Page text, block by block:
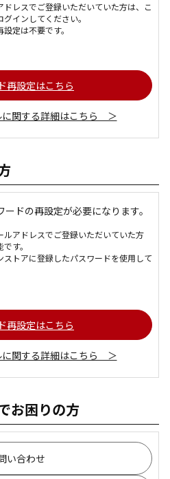
レスでご登録いただいていた方は、こ
インしてください。
定は不要です。
再設定はこちら
に関する詳細はこちら ＞
ドの再設定が必要になります。
アドレスでご登録いただいていた方
す。
ストアに登録したパスワードを使用して
再設定はこちら
に関する詳細はこちら ＞
お困りの方
い合わせ